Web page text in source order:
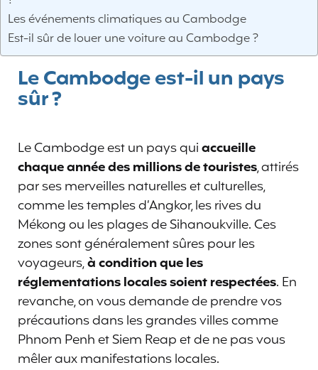
Les événements climatiques au Cambodge
Est-il sûr de louer une voiture au Cambodge ?
Le Cambodge est-il un pays
sûr ?
Le Cambodge est un pays quiaccueille
chaque année des millions de touristes, attirés
par ses merveilles naturelles et culturelles,
comme les temples d’Angkor, les rives du
Mékong ou les plages de Sihanoukville. Ces
zones sont généralement sûres pour les
voyageurs,à condition que les
réglementations locales soient respectées. En
revanche, on vous demande de prendre vos
précautions dans les grandes villes comme
Phnom Penh et Siem Reap et de ne pas vous
mêler aux manifestations locales.